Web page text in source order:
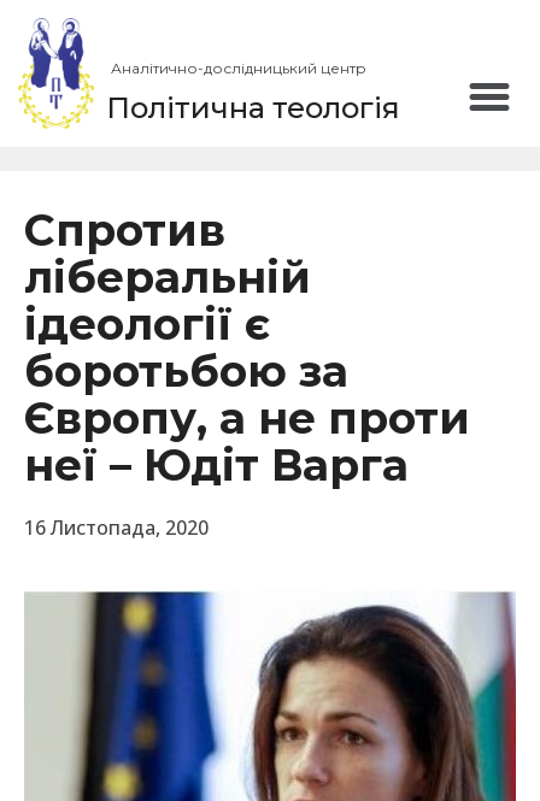
Аналітично-дослідницький центр
Політична теологія
Спротив
ліберальній
ідеології є
боротьбою за
Європу, а не проти
неї – Юдіт Варга
16 Листопада, 2020